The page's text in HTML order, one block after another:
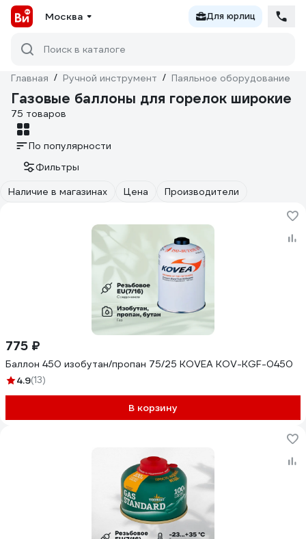
Москва Для юрлиц
Поиск в каталоге
Главная / Ручной инструмент / Паяльное оборудование
Газовые баллоны для горелок широкие
75 товаров
По популярности
Фильтры
Наличие в магазинах
Цена Производители
775 ₽
Баллон 450 изобутан/пропан 75/25 KOVEA KOV-KGF-0450
4.9(13)
В корзину